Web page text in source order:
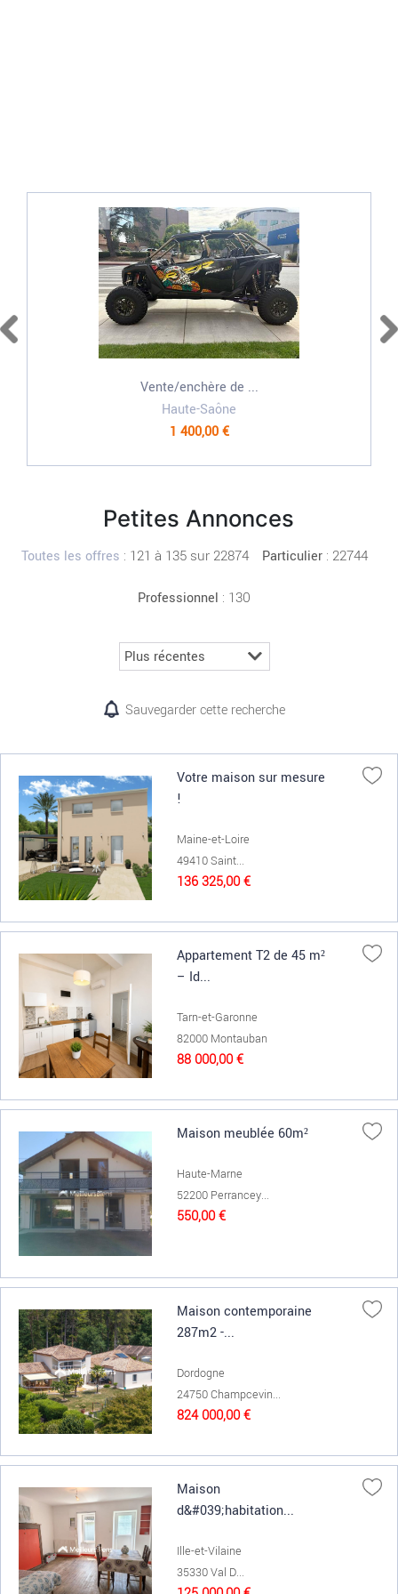
Vente/enchère de ...
Haute-Saône
1 400,00 €
Petites Annonces
Toutes les offres : 121 à 135 sur 22874 Particulier: 22744
Professionnel : 130
Sauvegarder cette recherche
Votre maison sur mesure
!
Maine-et-Loire
49410 Saint...
136 325,00 €
Appartement T2 de 45 m²
– Id...
Tarn-et-Garonne
82000 Montauban
88 000,00 €
Maison meublée 60m²
Haute-Marne
52200 Perrancey...
550,00 €
Maison contemporaine
287m2 -...
Dordogne
24750 Champcevin...
824 000,00 €
Maison
d&#039;habitation...
Ille-et-Vilaine
35330 Val D...